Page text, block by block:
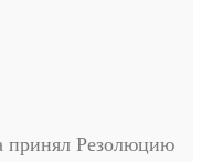
принял Резолюцию